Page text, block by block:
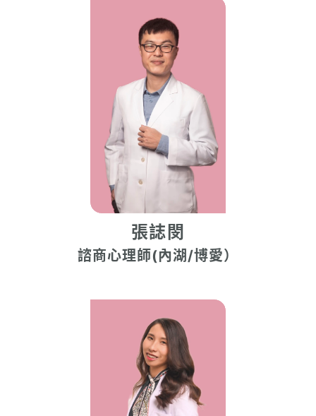
張誌閔
諮商心理師(內湖/博愛）